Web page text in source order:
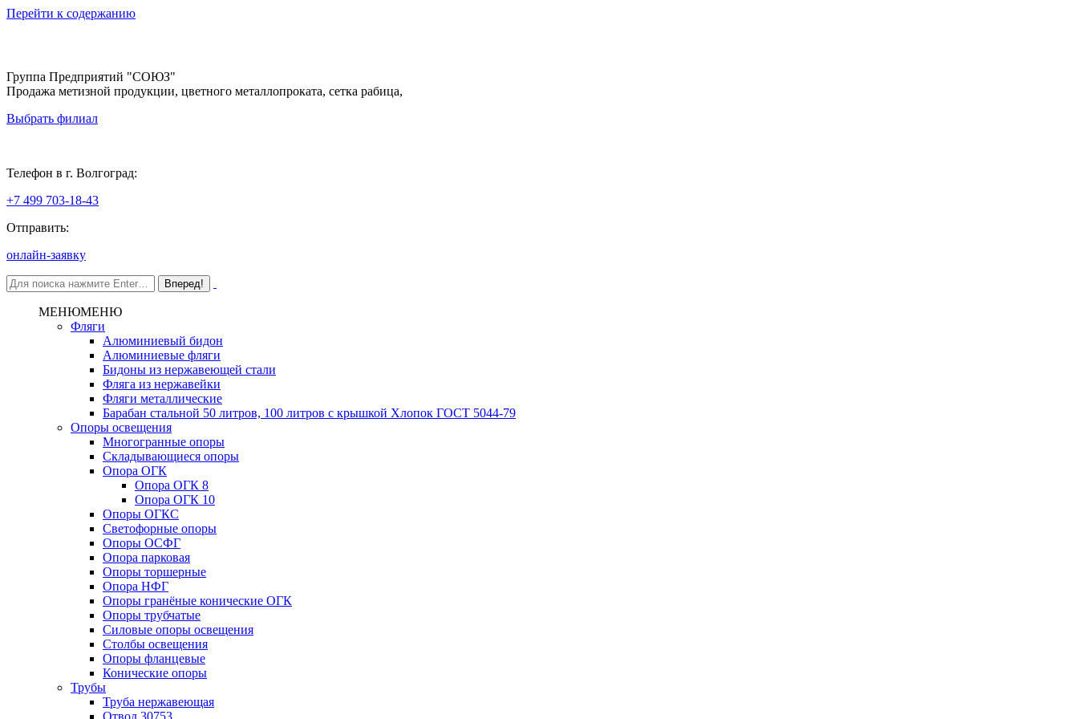
Перейти к содержанию
Группа Предприятий "СОЮЗ"
Продажа метизной продукции, цветного металлопроката, сетка рабица,
Выбрать филиал
Телефон в г. Волгоград:
+7 499 703-18-43
Отправить:
онлайн-заявку
МЕНЮМЕНЮ
Фляги
Алюминиевый бидон
Алюминиевые фляги
Бидоны из нержавеющей стали
Фляга из нержавейки
Фляги металлические
Барабан стальной 50 литров, 100 литров с крышкой Хлопок ГОСТ 5044-79
Опоры освещения
Многогранные опоры
Складывающиеся опоры
Опора ОГК
Опора ОГК 8
Опора ОГК 10
Опоры ОГКС
Светофорные опоры
Опоры ОСФГ
Опора парковая
Опоры торшерные
Опора НФГ
Опоры гранёные конические ОГК
Опоры трубчатые
Силовые опоры освещения
Столбы освещения
Опоры фланцевые
Конические опоры
Трубы
Труба нержавеющая
Отвод 30753